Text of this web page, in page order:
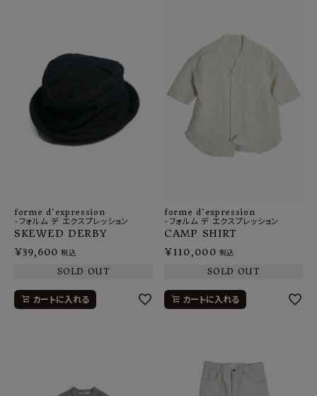
forme d'expression
-フォルム デ エクスプレッション
SKEWED DERBY
¥39,600 税込
SOLD OUT
カートに入れる
forme d'expression
-フォルム デ エクスプレッション
CAMP SHIRT
¥110,000 税込
SOLD OUT
カートに入れる